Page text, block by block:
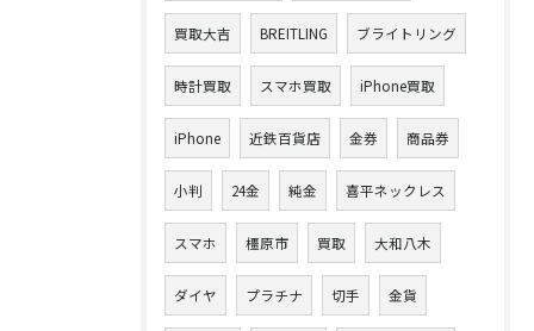
買取大吉 BREITLING ブライトリング
時計買取 スマホ買取 iPhone買取
iPhone 近鉄百貨店 金券 商品券
小判 24金 純金 喜平ネックレス
スマホ 橿原市 買取 大和八木
ダイヤ プラチナ 切手 金貨